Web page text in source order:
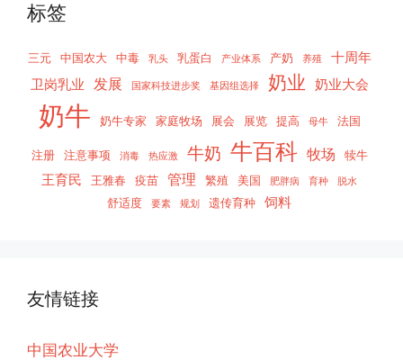
标签
三元 中国农大 中毒 乳头 乳蛋白 产业体系 产奶 养殖
十周年
卫岗乳业 发展 国家科技进步奖 基因组选择 奶业 奶业大会
奶牛 奶牛专家 家庭牧场 展会 展览 提高 母牛 法国
注册 注意事项 消毒 热应激 牛奶 牛百科 牧场 犊牛
王育民 王雅春 疫苗 管理 繁殖 美国 肥胖病 育种 脱水
舒适度 要素 规划 遗传育种 饲料
友情链接
中国农业大学